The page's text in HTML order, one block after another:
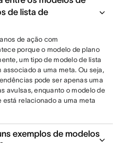
de lista de
de ação com
porque o modelo de plano
um tipo de modelo de lista
a uma meta. Ou seja,
pode ser apenas uma
avulsas, enquanto o modelo de
está relacionado a uma meta
exemplos de modelos